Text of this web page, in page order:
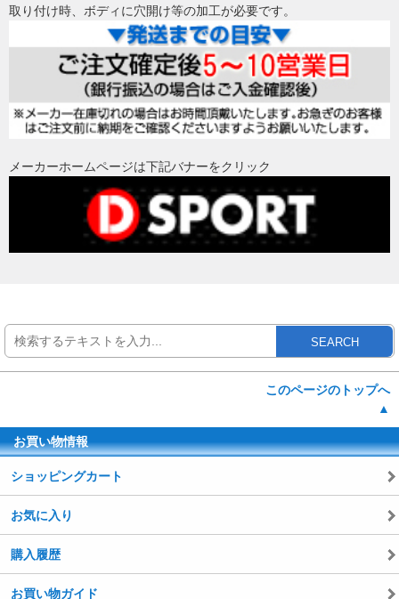
取り付け時、ボディに穴開け等の加工が必要です。
メーカーホームページは下記バナーをクリック
SEARCH
このページのトップへ
▲
お買い物情報
ショッピングカート
お気に入り
購入履歴
お買い物ガイド